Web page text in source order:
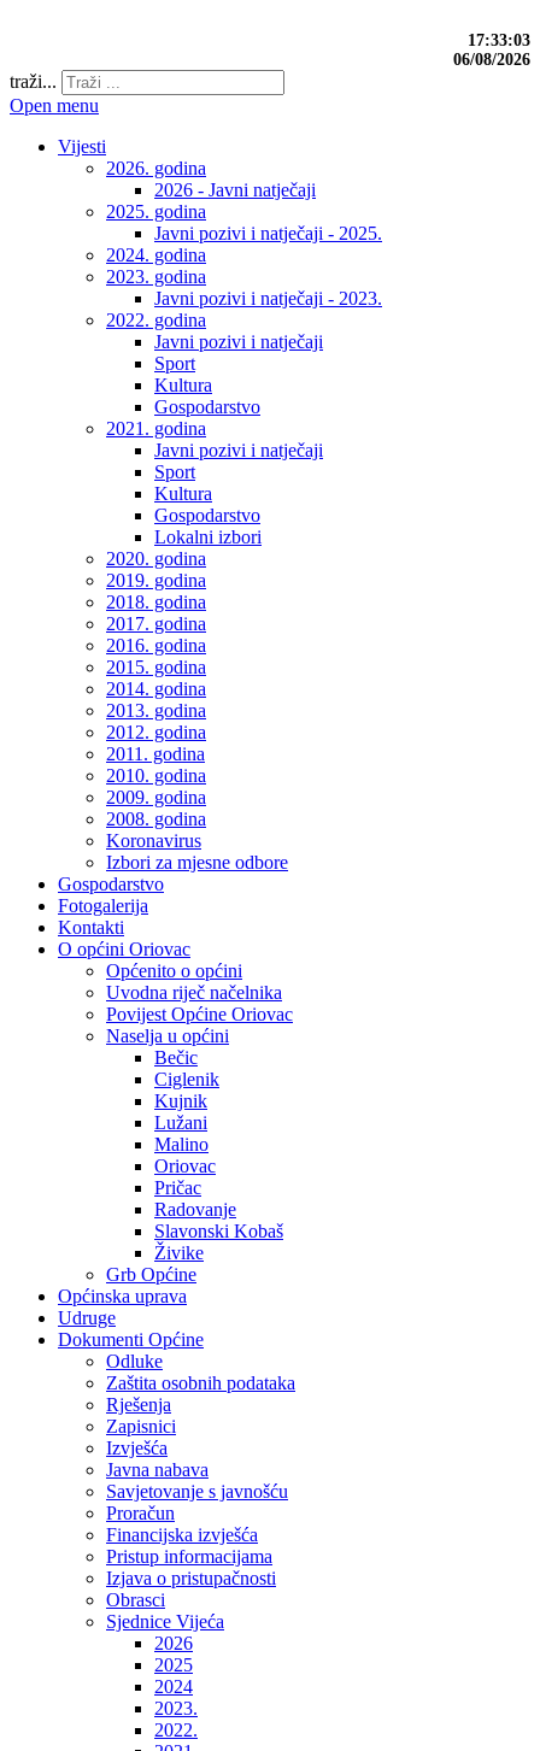
17:33:03
06/08/2026
traži...
Open menu
Vijesti
2026. godina
2026 - Javni natječaji
2025. godina
Javni pozivi i natječaji - 2025.
2024. godina
2023. godina
Javni pozivi i natječaji - 2023.
2022. godina
Javni pozivi i natječaji
Sport
Kultura
Gospodarstvo
2021. godina
Javni pozivi i natječaji
Sport
Kultura
Gospodarstvo
Lokalni izbori
2020. godina
2019. godina
2018. godina
2017. godina
2016. godina
2015. godina
2014. godina
2013. godina
2012. godina
2011. godina
2010. godina
2009. godina
2008. godina
Koronavirus
Izbori za mjesne odbore
Gospodarstvo
Fotogalerija
Kontakti
O općini Oriovac
Općenito o općini
Uvodna riječ načelnika
Povijest Općine Oriovac
Naselja u općini
Bečic
Ciglenik
Kujnik
Lužani
Malino
Oriovac
Pričac
Radovanje
Slavonski Kobaš
Živike
Grb Općine
Općinska uprava
Udruge
Dokumenti Općine
Odluke
Zaštita osobnih podataka
Rješenja
Zapisnici
Izvješća
Javna nabava
Savjetovanje s javnošću
Proračun
Financijska izvješća
Pristup informacijama
Izjava o pristupačnosti
Obrasci
Sjednice Vijeća
2026
2025
2024
2023.
2022.